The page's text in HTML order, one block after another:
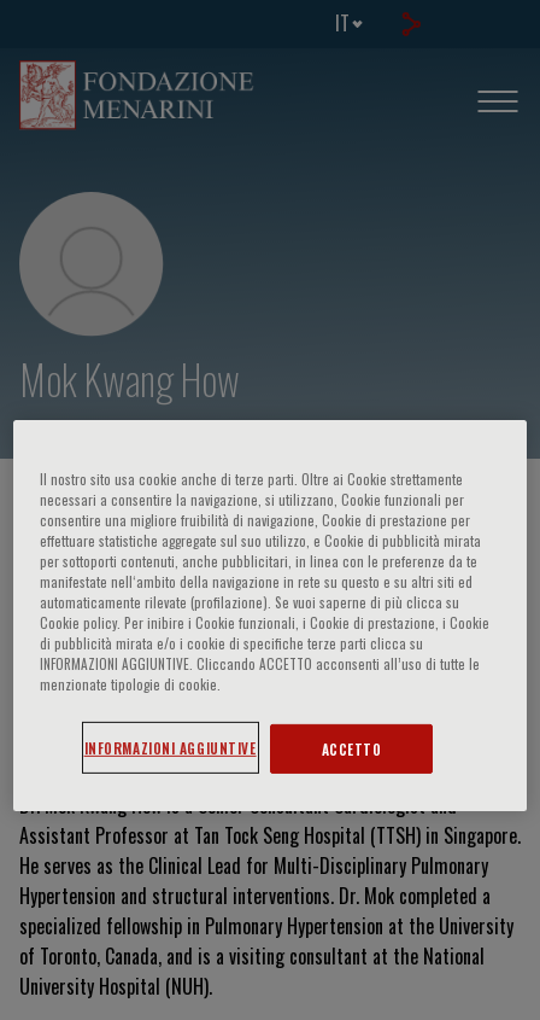
IT
Mok Kwang How
HOME PAGE / CORSI ED EVENTI / RELATORE
Mok Kwang How
Curriculum Vitae
Dr. Mok Kwang How is a Senior Consultant Cardiologist and
Assistant Professor at Tan Tock Seng Hospital (TTSH) in Singapore.
He serves as the Clinical Lead for Multi-Disciplinary Pulmonary
Hypertension and structural interventions. Dr. Mok completed a
specialized fellowship in Pulmonary Hypertension at the University
of Toronto, Canada, and is a visiting consultant at the National
University Hospital (NUH).
Il nostro sito usa cookie anche di terze parti. Oltre ai Cookie strettamente
necessari a consentire la navigazione, si utilizzano, Cookie funzionali per
consentire una migliore fruibilità di navigazione, Cookie di prestazione per
effettuare statistiche aggregate sul suo utilizzo, e Cookie di pubblicità mirata
per sottoporti contenuti, anche pubblicitari, in linea con le preferenze da te
manifestate nell‘ambito della navigazione in rete su questo e su altri siti ed
automaticamente rilevate (profilazione). Se vuoi saperne di più clicca su
Cookie policy. Per inibire i Cookie funzionali, i Cookie di prestazione, i Cookie
di pubblicità mirata e/o i cookie di specifiche terze parti clicca su
INFORMAZIONI AGGIUNTIVE. Cliccando ACCETTO acconsenti all’uso di tutte le
menzionate tipologie di cookie.
INFORMAZIONI AGGIUNTIVE ACCETTO